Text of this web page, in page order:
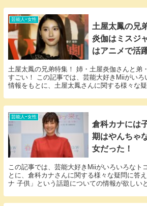
芸能人ｰ女性
土屋太鳳の兄
炎伽はミスジ
はアニメで活
土屋太鳳の兄弟特集！ 姉・土屋炎伽さんと弟
すごい！ この記事では、芸能大好きMiiがいろ
情報をもとに、土屋太鳳さんに関する様々な疑
芸能人ｰ女性
倉科カナには
期はやんちゃ
女だった！
この記事では、芸能大好きMiiがいろいろなト
とに、倉科カナさんに関する様々な疑問に答
ナ 子供」という話題についての情報が欲しい